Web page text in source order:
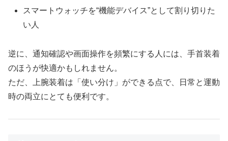
スマートウォッチを“機能デバイス”として割り切りた
い人
逆に、通知確認や画面操作を頻繁にする人には、手首装着
のほうが快適かもしれません。
ただ、上腕装着は「使い分け」ができる点で、日常と運動
時の両立にとても便利です。